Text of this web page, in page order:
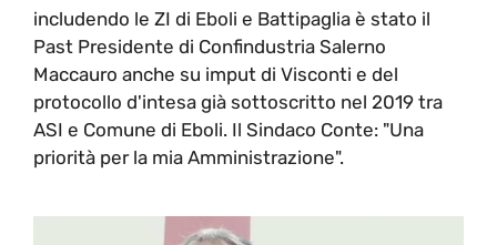
includendo le ZI di Eboli e Battipaglia è stato il
Past Presidente di Confindustria Salerno
Maccauro anche su imput di Visconti e del
protocollo d'intesa già sottoscritto nel 2019 tra
ASI e Comune di Eboli. Il Sindaco Conte: "Una
priorità per la mia Amministrazione".